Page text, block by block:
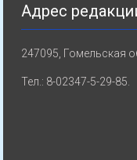
Адрес
247095, Гомельская
Тел.: 8-02347-5-29-85.